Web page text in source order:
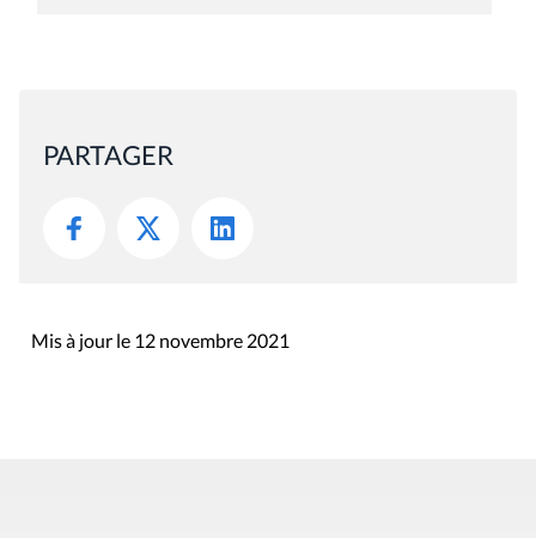
PARTAGER
Mis à jour le 12 novembre 2021